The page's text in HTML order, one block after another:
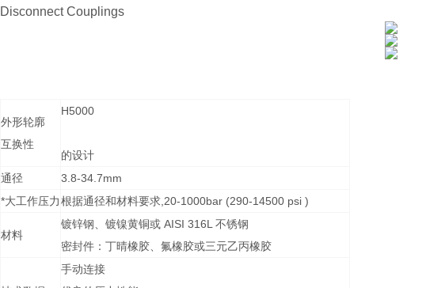
Disconnect Couplings
外形轮廓
互换性
H5000
的设计
通径
3.8-34.7mm
*大工作压力根据通径和材料要求,20-1000bar (290-14500 psi )
材料
镀锌钢、镀镍黄铜或 AISI 316L 不锈钢
密封件：丁晴橡胶、氟橡胶或三元乙丙橡胶
手动连接